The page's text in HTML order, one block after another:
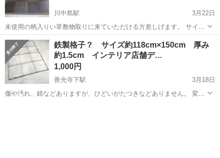
川中島駅
3月22日
未使用の柄入りい草敷物取りに来ていただける方差しげます。 サイズ
190㎝×254㎝
長野 長野市 川中島駅 カーペット/マット/ラグ
鉄製格子？ サイズ約118cm×150cm 厚み
約1.5cm インテリア店舗デ…
1,000円
善光寺下駅
3月18日
傷や汚れ、錆などありますが、ひどいがたつきなどありません。 変形